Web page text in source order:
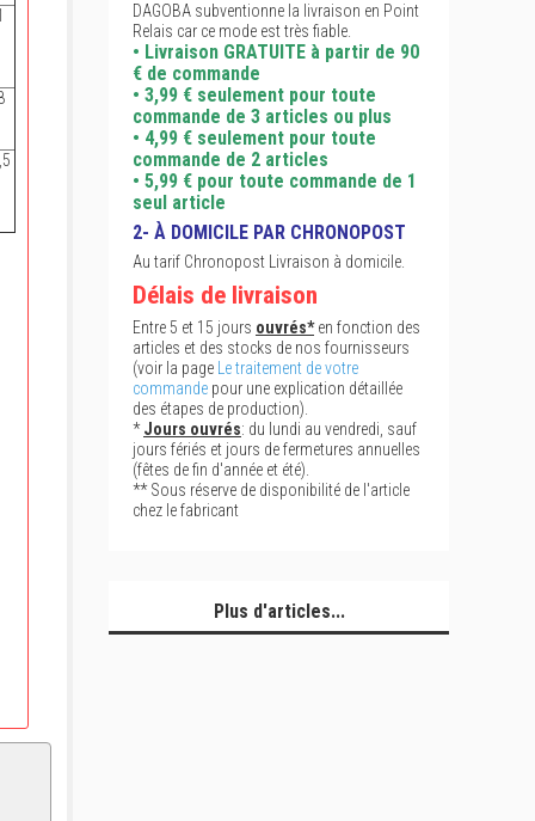
DAGOBA subventionne la livraison en Point
Relais car ce mode est très fiable.
• Livraison GRATUITE à partir de 90
€ de commande
• 3,99 € seulement pour toute
commande de 3 articles ou plus
• 4,99 € seulement pour toute
commande de 2 articles
• 5,99 € pour toute commande de 1
seul article
2- À DOMICILE PAR CHRONOPOST
Au tarif Chronopost Livraison à domicile.
Délais de livraison
Entre 5 et 15 jours ouvrés*en fonction des
articles et des stocks de nos fournisseurs
(voir la page
Le traitement de votre
commande pour une explication détaillée
des étapes de production).
*Jours ouvrés: du lundi au vendredi, sauf
jours fériés et jours de fermetures annuelles
(fêtes de fin d'année et été).
** Sous réserve de disponibilité de l'article
chez le fabricant
Plus d'articles...